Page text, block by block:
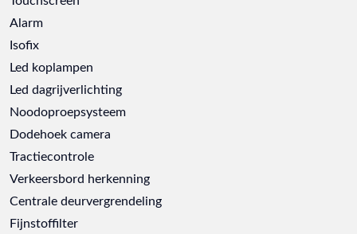
Alarm
Isofix
Led koplampen
Led dagrijverlichting
Noodoproepsysteem
Dodehoek camera
Tractiecontrole
Verkeersbord herkenning
Centrale deurvergrendeling
Fijnstoffilter